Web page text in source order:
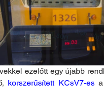
ezelőtt egy újabb
korszerűsített KCsV7-es a